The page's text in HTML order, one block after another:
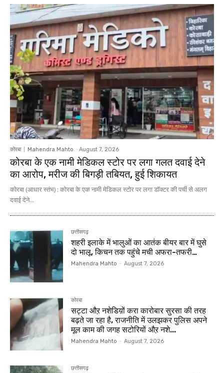
कोरबा Mahendra Mahto - August 7, 2026
कोरबा के एक नामी मेडिकल स्टोर पर लगा गलत दवाई देने
का आरोप, मरीज की बिगड़ी तबियत, हुई शिकायत
कोरबा (आधार स्तंभ) : कोरबा के एक नामी मेडिकल स्टोर पर लगा डॉक्टर की पर्ची से अलग
दवाई देने...
छत्तीसगढ़
शहरी इलाके में भालुओं का आतंक बीयर बार में घुसे
दो भालू, किचन तक पहुंचे मची अफरा-तफरी…
Mahendra Mahto - August 7, 2026
कोरबा
सट्टा औऱ नशेडिय़ों करा कारोबार सुरसा की तरह
बढ़ते जा रहा है, राजनीति में उलझकर पुलिस अपने
मूल काम की जगह सटोरियों औऱ नशे...
Mahendra Mahto - August 7, 2026
छत्तीसगढ़